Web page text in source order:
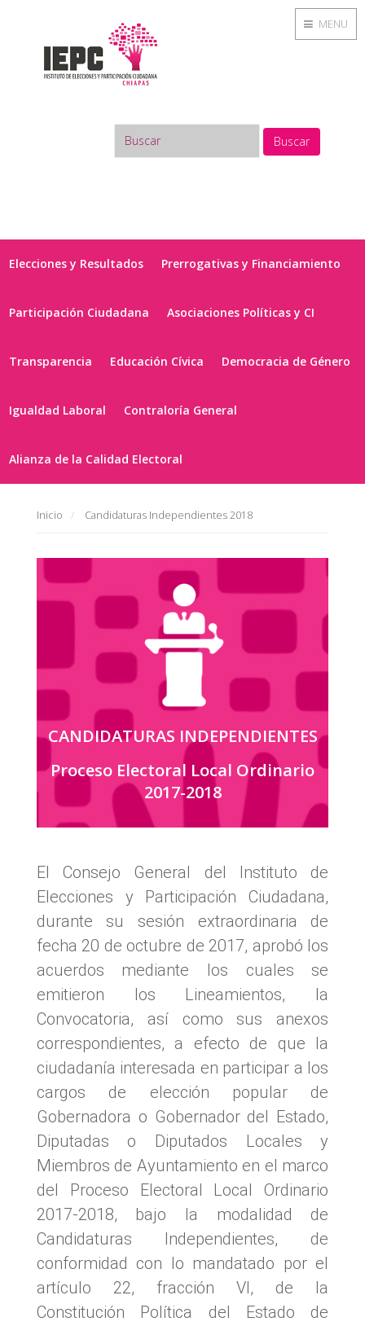
Buscar
Elecciones y Resultados Prerrogativas y Financiamiento
Participación Ciudadana Asociaciones Políticas y CI
Transparencia Educación Cívica Democracia de Género
Igualdad Laboral Contraloría General
Alianza de la Calidad Electoral
Inicio Candidaturas Independientes 2018
CANDIDATURAS INDEPENDIENTES
Proceso Electoral Local Ordinario
2017-2018
El Consejo General del Instituto de
Elecciones y Participación Ciudadana,
durante su sesión extraordinaria de
fecha 20 de octubre de 2017, aprobó los
acuerdos mediante los cuales se
emitieron los Lineamientos, la
Convocatoria, así como sus anexos
correspondientes, a efecto de que la
ciudadanía interesada en participar a los
cargos de elección popular de
Gobernadora o Gobernador del Estado,
Diputadas o Diputados Locales y
Miembros de Ayuntamiento en el marco
del Proceso Electoral Local Ordinario
2017-2018, bajo la modalidad de
Candidaturas Independientes, de
conformidad con lo mandatado por el
artículo 22, fracción VI, de la
Constitución Política del Estado de
MENU